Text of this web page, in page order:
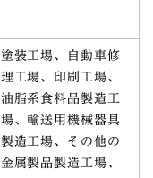
塗装工場、自動車修
理工場、印刷工場、
油脂系食料品製造工
場、輸送用機械器具
製造工場、その他の
金属製品製造工場、